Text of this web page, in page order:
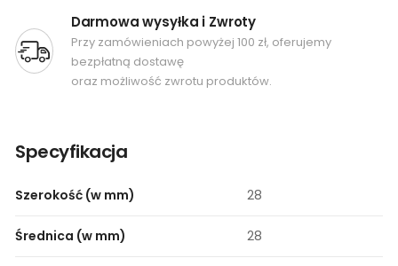
Darmowa wysyłka i Zwroty
Przy zamówieniach powyżej 100 zł, oferujemy
bezpłatną dostawę
oraz możliwość zwrotu produktów.
Specyfikacja
Szerokość (w mm) 28
Średnica (w mm) 28